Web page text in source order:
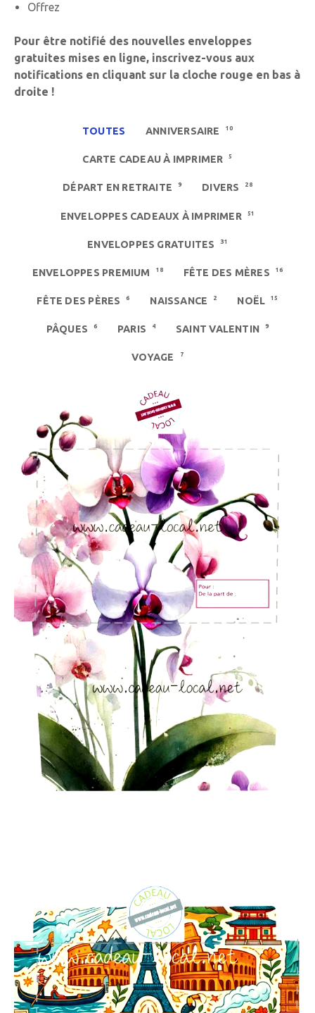
Offrez
Pour être notifié des nouvelles enveloppes
gratuites mises en ligne, inscrivez-vous aux
notifications en cliquant sur la cloche rouge en bas à
droite !
TOUTES ANNIVERSAIRE 10
CARTE CADEAU À IMPRIMER 5
DÉPART EN RETRAITE 9 DIVERS 28
ENVELOPPES CADEAUX À IMPRIMER 51
ENVELOPPES GRATUITES 31
ENVELOPPES PREMIUM 18 FÊTE DES MÈRES 16
FÊTE DES PÈRES 6 NAISSANCE 2 NOËL 15
PÂQUES 6 PARIS 4 SAINT VALENTIN 9
VOYAGE 7